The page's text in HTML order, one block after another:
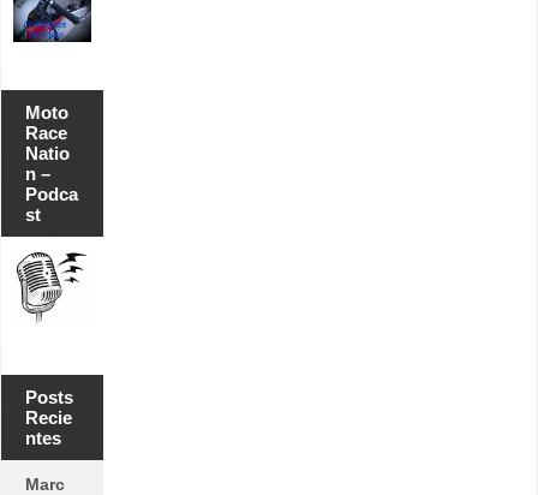
Moto
Race
Natio
n –
Podca
st
Posts
Recie
ntes
Marc